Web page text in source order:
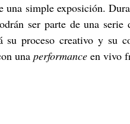
una simple exposición.
ser parte de una serie
su proceso creativo y su
una performance en vivo